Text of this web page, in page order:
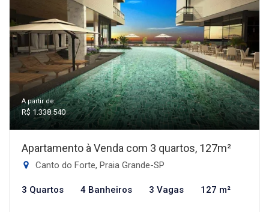
A partir de:
R$ 1.338.540
Apartamento à Venda com 3 quartos, 127m²
Canto do Forte, Praia Grande-SP
3 Quartos 4 Banheiros 3 Vagas 127 m²